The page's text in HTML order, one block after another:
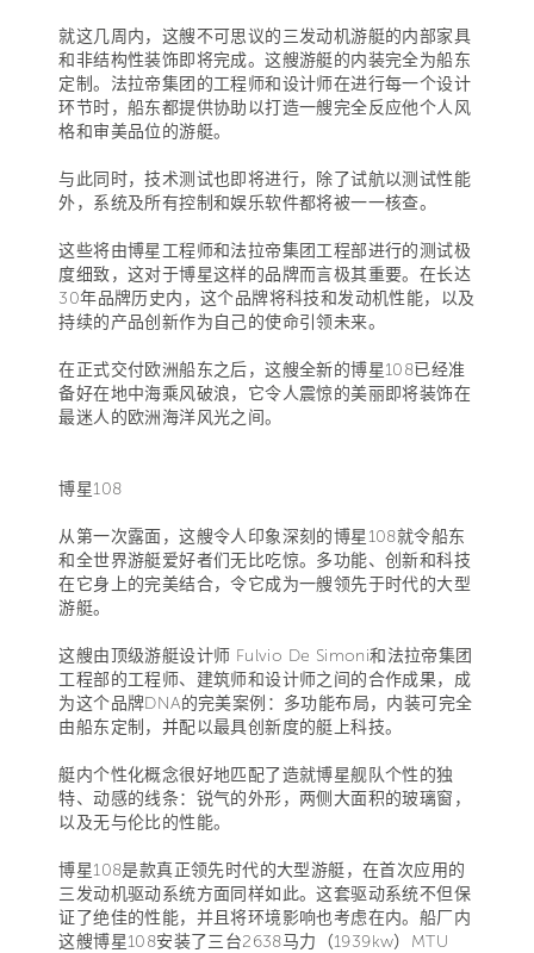
就这几周内，这艘不可思议的三发动机游艇的内部家具
和非结构性装饰即将完成。这艘游艇的内装完全为船东
定制。法拉帝集团的工程师和设计师在进行每一个设计
环节时，船东都提供协助以打造一艘完全反应他个人风
格和审美品位的游艇。
与此同时，技术测试也即将进行，除了试航以测试性能
外，系统及所有控制和娱乐软件都将被一一核查。
这些将由博星工程师和法拉帝集团工程部进行的测试极
度细致，这对于博星这样的品牌而言极其重要。在长达
30年品牌历史内，这个品牌将科技和发动机性能，以及
持续的产品创新作为自己的使命引领未来。
在正式交付欧洲船东之后，这艘全新的博星108已经准
备好在地中海乘风破浪，它令人震惊的美丽即将装饰在
最迷人的欧洲海洋风光之间。
博星108
从第一次露面，这艘令人印象深刻的博星108就令船东
和全世界游艇爱好者们无比吃惊。多功能、创新和科技
在它身上的完美结合，令它成为一艘领先于时代的大型
游艇。
这艘由顶级游艇设计师 Fulvio De Simoni和法拉帝集团
工程部的工程师、建筑师和设计师之间的合作成果，成
为这个品牌DNA的完美案例：多功能布局，内装可完全
由船东定制，并配以最具创新度的艇上科技。
艇内个性化概念很好地匹配了造就博星舰队个性的独
特、动感的线条：锐气的外形，两侧大面积的玻璃窗，
以及无与伦比的性能。
博星108是款真正领先时代的大型游艇，在首次应用的
三发动机驱动系统方面同样如此。这套驱动系统不但保
证了绝佳的性能，并且将环境影响也考虑在内。船厂内
这艘博星108安装了三台2638马力（1939kw）MTU